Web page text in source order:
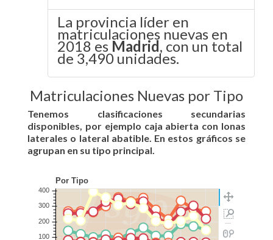
La provincia líder en
matriculaciones nuevas en
2018 es Madrid, con un total
de 3,490 unidades.
Matriculaciones Nuevas por Tipo
Tenemos clasificaciones secundarias
disponibles, por ejemplo caja abierta con lonas
laterales o lateral abatible. En estos gráficos se
agrupan en su tipo principal.